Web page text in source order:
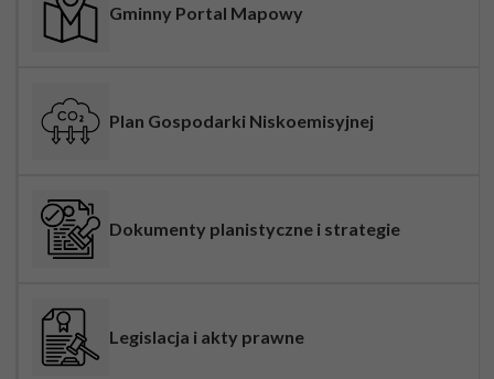
Gminny Portal Mapowy
Plan Gospodarki Niskoemisyjnej
Dokumenty planistyczne i strategie
Legislacja i akty prawne